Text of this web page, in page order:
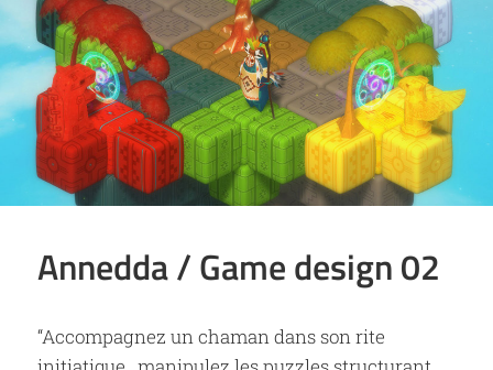
Annedda / Game design 02
“Accompagnez un chaman dans son rite